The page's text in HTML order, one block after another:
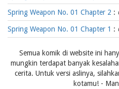
Spring Weapon No. 01 Chapter 2 :
Spring Weapon No. 01 Chapter 1 :
Semua komik di website ini
mungkin terdapat banyak
cerita. Untuk versi aslinya,
kotamu! -